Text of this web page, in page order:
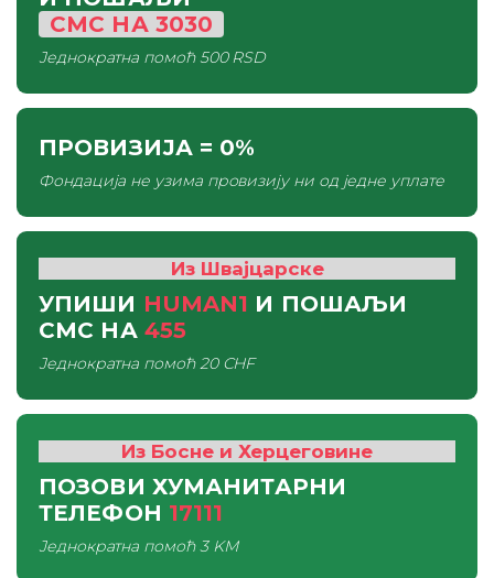
СМС НА3030
Једнократна помоћ500 RSD
ПРОВИЗИЈА = 0%
Фондација не узима провизију ни од једне уплате
Из Швајцарске
УПИШИ HUMAN1 И ПОШАЉИ
СМС НА 455
Једнократна помоћ20 CHF
Из Босне и Херцеговине
ПОЗОВИ ХУМАНИТАРНИ
ТЕЛЕФОН 17111
Једнократна помоћ3 KM